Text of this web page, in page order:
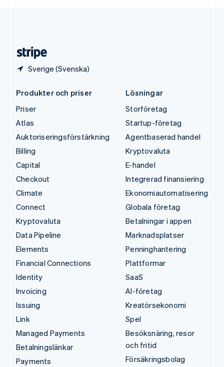
Sverige (Svenska)
Produkter och priser
Priser
Atlas
Auktoriseringsförstärkning
Billing
Capital
Checkout
Climate
Connect
Kryptovaluta
Data Pipeline
Elements
Financial Connections
Identity
Invoicing
Issuing
Link
Managed Payments
Betalningslänkar
Payments
Lösningar
Storföretag
Startup-företag
Agentbaserad handel
Kryptovaluta
E-handel
Integrerad finansiering
Ekonomiautomatisering
Globala företag
Betalningar i appen
Marknadsplatser
Penninghantering
Plattformar
SaaS
AI-företag
Kreatörsekonomi
Spel
Besöksnäring, resor
och fritid
Försäkringsbolag